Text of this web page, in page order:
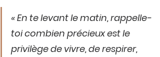
« En te levant le matin, rappelle-
toi combien précieux est le
privilège de vivre, de respirer,